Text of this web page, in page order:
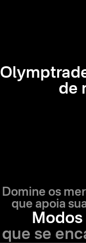
de
Domine os
que apoia
que se